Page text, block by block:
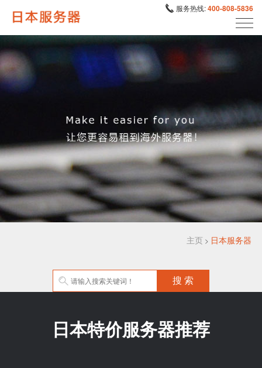
服务热线:400-808-5836
主页 > 日本服务器
日本特价服务器推荐